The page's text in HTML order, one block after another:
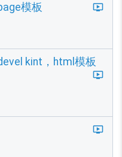
模板
kint，html模板